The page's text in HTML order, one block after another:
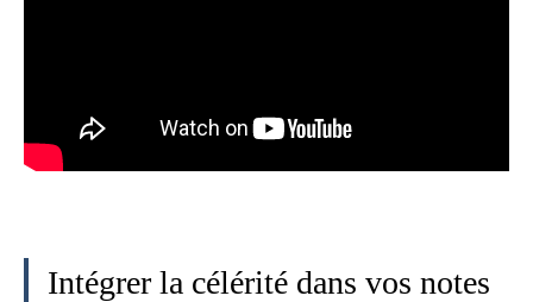
Intégrer la célérité dans vos notes